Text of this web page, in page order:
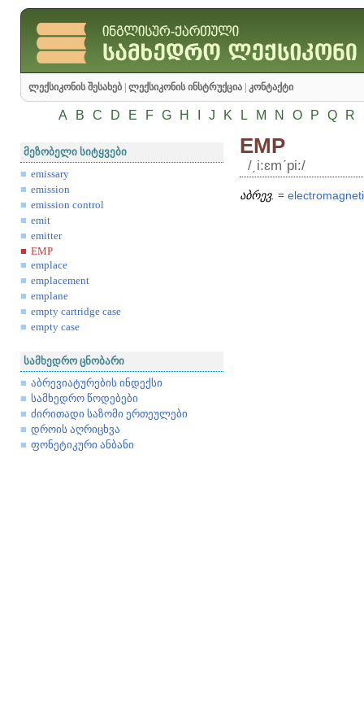
ლექსიკონის შესახებ ლექსიკონის ინსტრუქცია კონტაქტი
A B C D E F G H J K L M N O P Q R
მეზობელი სიტყვები
emissary
emission
emission control
emit
emitter
EMP
emplace
emplacement
emplane
empty cartridge case
empty case
სამხედრო ცნობარი
აბრევიატურების ინდექსი
სამხედრო წოდებები
ძირითადი საზომი ერთეულები
დროის აღრიცხვა
ფონეტიკური ანბანი
EMP
/͵i:ɛmʹpi:/
აბრევ. =